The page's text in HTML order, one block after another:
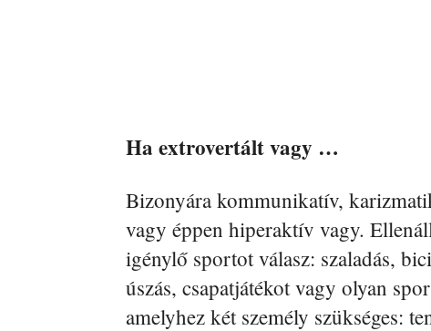
Ha extrovertált vagy …
Bizonyára kommunikatív,
vagy éppen hiperaktív vagy.
igénylő sportot válasz: szaladás,
úszás, csapatjátékot vagy olyan
amelyhez két személy szükséges: